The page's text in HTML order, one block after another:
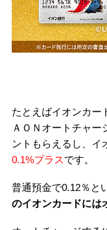
たとえばイオンカー
ＡＯＮオートチャー
ントもらえるし、
0.1%プラスです。
普通預金で0.12％と
のイオンカードには